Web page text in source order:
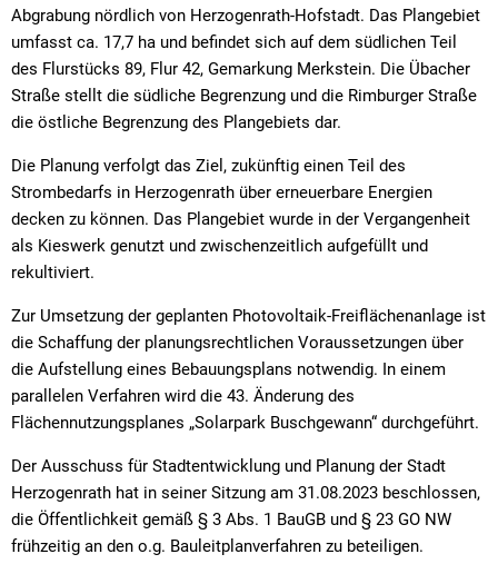
Abgrabung nördlich von Herzogenrath-Hofstadt. Das Plangebiet
umfasst ca. 17,7 ha und befindet sich auf dem südlichen Teil
des Flurstücks 89, Flur 42, Gemarkung Merkstein. Die Übacher
Straße stellt die südliche Begrenzung und die Rimburger Straße
die östliche Begrenzung des Plangebiets dar.
Die Planung verfolgt das Ziel, zukünftig einen Teil des
Strombedarfs in Herzogenrath über erneuerbare Energien
decken zu können. Das Plangebiet wurde in der Vergangenheit
als Kieswerk genutzt und zwischenzeitlich aufgefüllt und
rekultiviert.
Zur Umsetzung der geplanten Photovoltaik-Freiflächenanlage ist
die Schaffung der planungsrechtlichen Voraussetzungen über
die Aufstellung eines Bebauungsplans notwendig. In einem
parallelen Verfahren wird die 43. Änderung des
Flächennutzungsplanes „Solarpark Buschgewann“ durchgeführt.
Der Ausschuss für Stadtentwicklung und Planung der Stadt
Herzogenrath hat in seiner Sitzung am 31.08.2023 beschlossen,
die Öffentlichkeit gemäß § 3 Abs. 1 BauGB und § 23 GO NW
frühzeitig an den o.g. Bauleitplanverfahren zu beteiligen.